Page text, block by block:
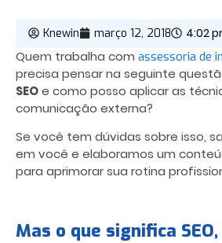
Knewin março 12, 2018 4:02
Quem trabalha com assessoria de
precisa pensar na seguinte
SEOe como posso aplicar as
comunicação externa?
Se você tem dúvidas sobre isso,
em você e elaboramos um
para aprimorar sua rotina
Mas o que significa